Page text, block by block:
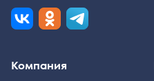
Компания